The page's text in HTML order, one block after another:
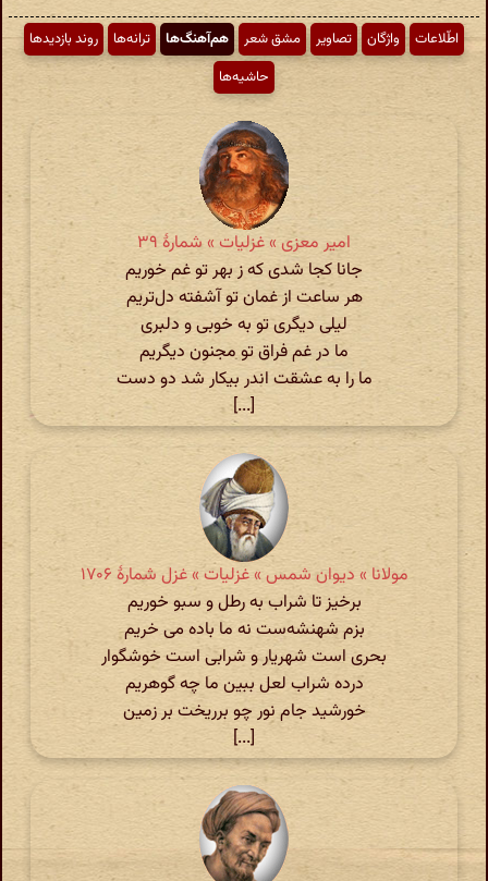
اطّلاعات واژگان تصاویر مشق شعر هم‌آهنگ‌ها ترانه‌ها
روند بازدیدها
حاشیه‌ها
امیر معزی » غزلیات » شمارهٔ ۳۹
جانا کجا شدی‌ که ز بهر تو غم خوریم
هر ساعت از غمان تو آشفته دل‌تریم
لیلی دیگری تو به خوبی و دلبری
ما در غم فراق تو مجنون دیگریم
ما را به عشقت اندر بیکار شد دو دست
[...]
مولانا » دیوان شمس » غزلیات » غزل شمارهٔ ۱۷۰۶
برخیز تا شراب به رطل و سبو خوریم
بزم شهنشه‌ست نه ما باده می خریم
بحری است شهریار و شرابی است خوشگوار
درده شراب لعل ببین ما چه گوهریم
خورشید جام نور چو برریخت بر زمین
[...]